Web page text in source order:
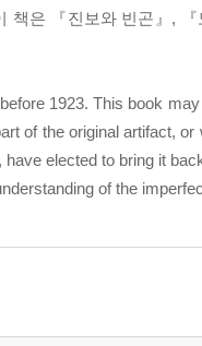
책은 『진보와 빈곤』,
1923. This book
of the original artifact,
elected to bring it
of the